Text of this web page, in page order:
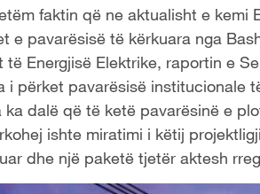
faktin që ne aktualisht e kemi
e pavarësisë të kërkuara nga
të Energjisë Elektrike, raportin e
i përket pavarësisë institucionale
ka dalë që të ketë pavarësinë e
ishte miratimi i këtij
dhe një paketë tjetër aktesh